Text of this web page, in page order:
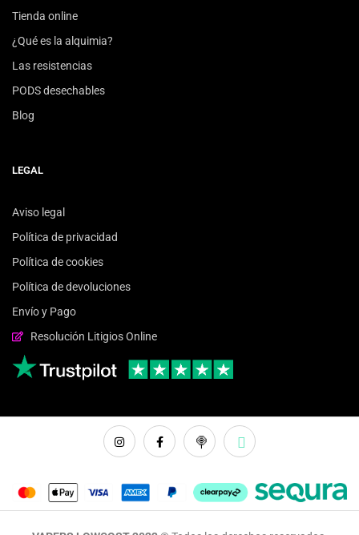
Tienda online
¿Qué es la alquimia?
Las resistencias
PODS desechables
Blog
LEGAL
Aviso legal
Política de privacidad
Política de cookies
Política de devoluciones
Envío y Pago
Resolución Litigios Online